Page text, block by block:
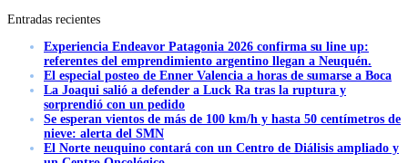
Entradas recientes
Experiencia Endeavor Patagonia 2026 confirma su line up:
referentes del emprendimiento argentino llegan a Neuquén.
El especial posteo de Enner Valencia a horas de sumarse a Boca
La Joaqui salió a defender a Luck Ra tras la ruptura y
sorprendió con un pedido
Se esperan vientos de más de 100 km/h y hasta 50 centímetros de
nieve: alerta del SMN
El Norte neuquino contará con un Centro de Diálisis ampliado y